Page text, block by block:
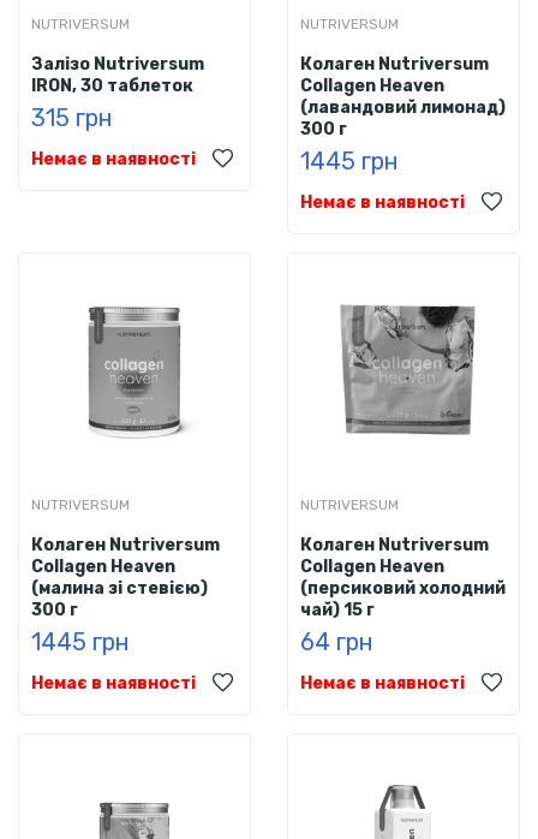
NUTRIVERSUM
Залізо Nutriversum
IRON, 30 таблеток
315 грн
Немає в наявності
NUTRIVERSUM
Колаген Nutriversum
Collagen Heaven
(лавандовий лимонад)
300 г
1445 грн
Немає в наявності
NUTRIVERSUM
Колаген Nutriversum
Collagen Heaven
(малина зі стевією)
300 г
1445 грн
Немає в наявності
NUTRIVERSUM
Колаген Nutriversum
Collagen Heaven
(персиковий холодний
чай) 15 г
64 грн
Немає в наявності